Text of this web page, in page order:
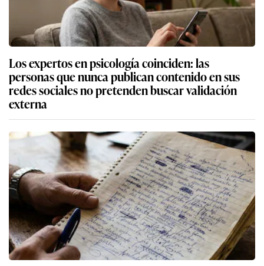
Los expertos en psicología coinciden: las
personas que nunca publican contenido en sus
redes sociales no pretenden buscar validación
externa